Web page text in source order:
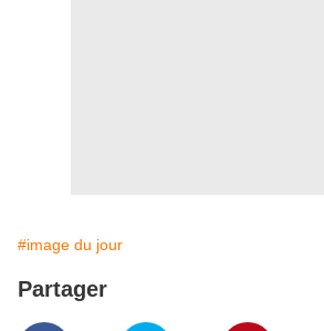
#image du jour
Partager